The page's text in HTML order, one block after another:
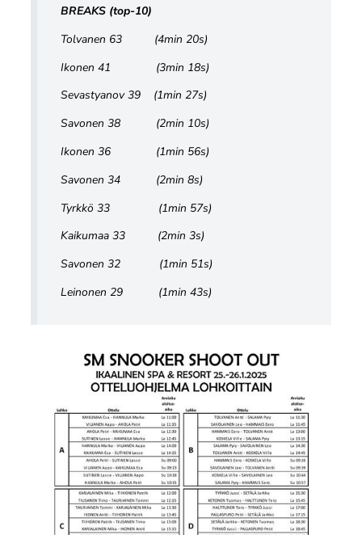
BREAKS (top-10)
Tolvanen 63 (4min 20s)
Ikonen 41 (3min 18s)
Sevastyanov 39 (1min 27s)
Savonen 38 (2min 10s)
Ikonen 36 (1min 56s)
Savonen 34 (2min 8s)
Tyrkkö 33 (1min 57s)
Kaikumaa 33 (2min 3s)
Savonen 32 (1min 51s)
Leinonen 29 (1min 43s)